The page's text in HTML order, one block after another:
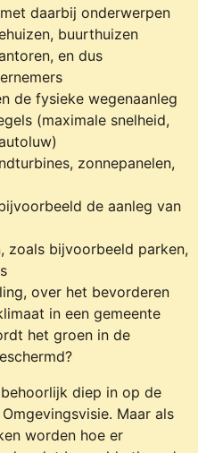
daarbij onderwerpen
buurthuizen
en dus
de fysieke wegenaanleg
(maximale snelheid,
zonnepanelen,
de aanleg van
zoals bijvoorbeeld parken,
over het bevorderen
in een gemeente
het groen in de
diep in op de
Maar als
worden hoe er